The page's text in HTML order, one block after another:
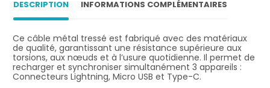
DESCRIPTION INFORMATIONS COMPLÉMENTAIRES
Ce câble métal tressé est fabriqué avec des matériaux
de qualité, garantissant une résistance supérieure aux
torsions, aux nœuds et à l’usure quotidienne. Il permet de
recharger et synchroniser simultanément 3 appareils :
Connecteurs Lightning, Micro USB et Type-C.